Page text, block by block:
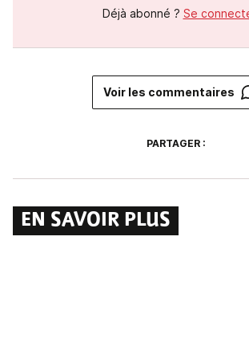
Déjà abonné ? Se
Voir les commentaires
PARTAGER :
EN SAVOIR PLUS